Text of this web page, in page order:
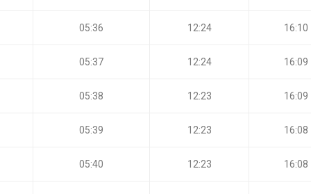
05:36 12:24 16:10
05:37 12:24 16:09
05:38 12:23 16:09
05:39 12:23 16:08
05:40 12:23 16:08